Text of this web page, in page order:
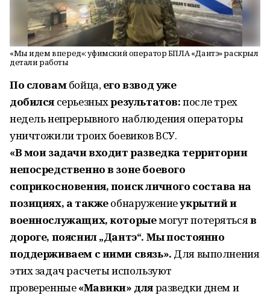
«Мы идем вперед»: уфимский оператор БПЛА «Дантэ» раскрыл
детали работы
По словамбойца,его взвод уже
добилсясерьезныхрезультатов:после трех
недель непрерывного наблюдения операторы
уничтожили троих боевиков ВСУ.
«В мои задачи входит разведка территории
непосредственно в зоне боевого
соприкосновения, поиск личного состава на
позициях, а такжеобнаружениеукрытий и
военнослужащих, которыемогут потерятьсяв
дороге, пояснил „Дантэ“. Мы постоянно
поддерживаем с ними связь». Для выполнения
этих задач расчеты используют
проверенные«Мавики» дляразведки днем и